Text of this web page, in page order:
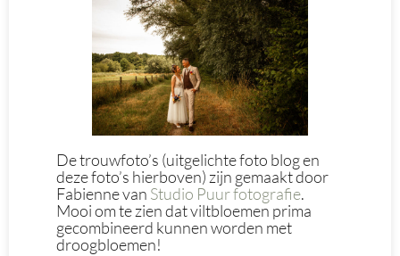
De trouwfoto’s (uitgelichte foto blog en
deze foto’s hierboven) zijn gemaakt door
Fabienne van Studio Puur fotografie.
Mooi om te zien dat viltbloemen prima
gecombineerd kunnen worden met
droogbloemen!